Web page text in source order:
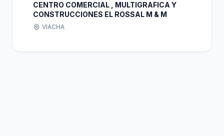
CENTRO COMERCIAL , MULTIGRAFICA Y
CONSTRUCCIONES EL ROSSAL M & M
VIACHA